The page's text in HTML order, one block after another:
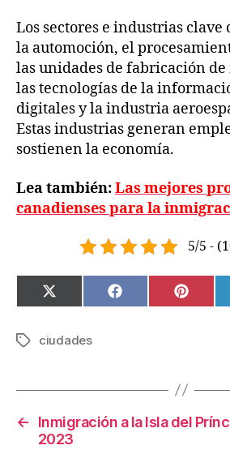
Los sectores e industrias clave
la automoción, el
las unidades de fabricación
las tecnologías de la
digitales y la industria
Estas industrias generan
sostienen la economía.
Lea también:Las mejores
canadienses para la
5/5 -
SHARE
ON
X
(
W
I
R
SHARE
ON
F
A
SHARE
ON
P
I
S
T
Tagsciudades
←
Inmigración a la Isla del
2023